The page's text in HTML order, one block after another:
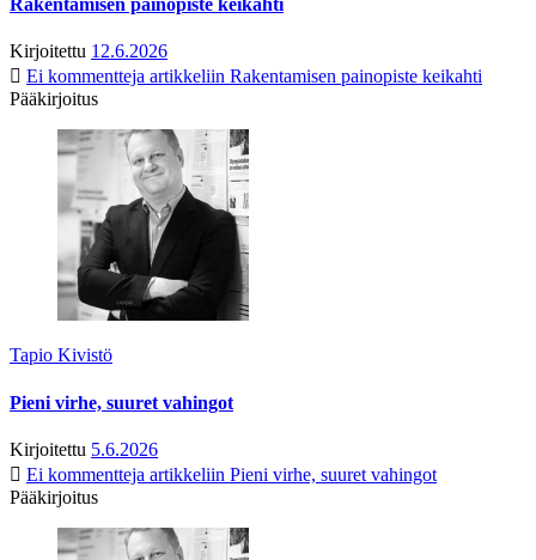
Rakentamisen painopiste keikahti
Kirjoitettu 12.6.2026
Ei kommentteja artikkeliin Rakentamisen painopiste keikahti
Pääkirjoitus
Tapio Kivistö
Pieni virhe, suuret vahingot
Kirjoitettu 5.6.2026
Ei kommentteja artikkeliin Pieni virhe, suuret vahingot
Pääkirjoitus